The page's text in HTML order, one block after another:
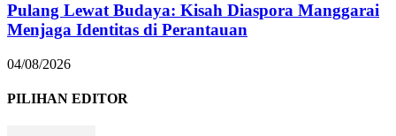
Pulang Lewat Budaya: Kisah Diaspora Manggarai
Menjaga Identitas di Perantauan
04/08/2026
PILIHAN EDITOR